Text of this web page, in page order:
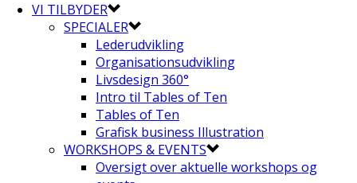
VI TILBYDER
SPECIALER
Lederudvikling
Organisationsudvikling
Livsdesign 360°
Intro til Tables of Ten
Tables of Ten
Grafisk business Illustration
WORKSHOPS & EVENTS
Oversigt over aktuelle workshops og